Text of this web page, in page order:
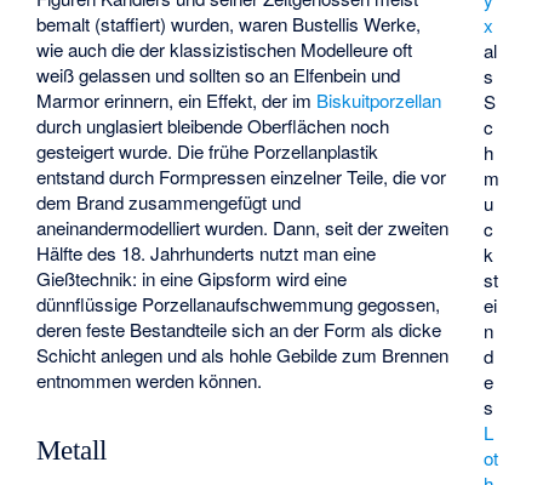
x
al
s
S
c
h
m
u
c
k
st
ei
n
d
e
s
L
ot
bemalt (staffiert) wurden, waren Bustellis Werke,
wie auch die der klassizistischen Modelleure oft
weiß gelassen und sollten so an Elfenbein und
Marmor erinnern, ein Effekt, der im Biskuitporzellan
durch unglasiert bleibende Oberflächen noch
gesteigert wurde. Die frühe Porzellanplastik
entstand durch Formpressen einzelner Teile, die vor
dem Brand zusammengefügt und
aneinandermodelliert wurden. Dann, seit der zweiten
Hälfte des 18. Jahrhunderts nutzt man eine
Gießtechnik: in eine Gipsform wird eine
dünnflüssige Porzellanaufschwemmung gegossen,
deren feste Bestandteile sich an der Form als dicke
Schicht anlegen und als hohle Gebilde zum Brennen
entnommen werden können.
Metall